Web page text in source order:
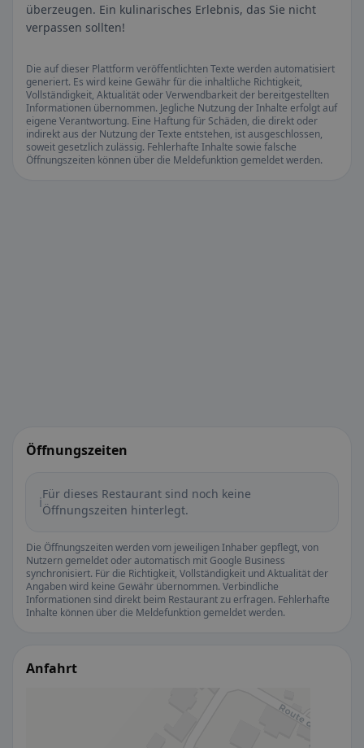
überzeugen. Ein kulinarisches Erlebnis, das Sie nicht
verpassen sollten!
Die auf dieser Plattform veröffentlichten Texte werden automatisiert
generiert. Es wird keine Gewähr für die inhaltliche Richtigkeit,
Vollständigkeit, Aktualität oder Verwendbarkeit der bereitgestellten
Informationen übernommen. Jegliche Nutzung der Inhalte erfolgt auf
eigene Verantwortung. Eine Haftung für Schäden, die direkt oder
indirekt aus der Nutzung der Texte entstehen, ist ausgeschlossen,
soweit gesetzlich zulässig. Fehlerhafte Inhalte sowie falsche
Öffnungszeiten können über die Meldefunktion gemeldet werden.
Öffnungszeiten
ℹ️Für dieses Restaurant sind noch keine
Öffnungszeiten hinterlegt.
Die Öffnungszeiten werden vom jeweiligen Inhaber gepflegt, von
Nutzern gemeldet oder automatisch mit Google Business
synchronisiert. Für die Richtigkeit, Vollständigkeit und Aktualität der
Angaben wird keine Gewähr übernommen. Verbindliche
Informationen sind direkt beim Restaurant zu erfragen. Fehlerhafte
Inhalte können über die Meldefunktion gemeldet werden.
Anfahrt